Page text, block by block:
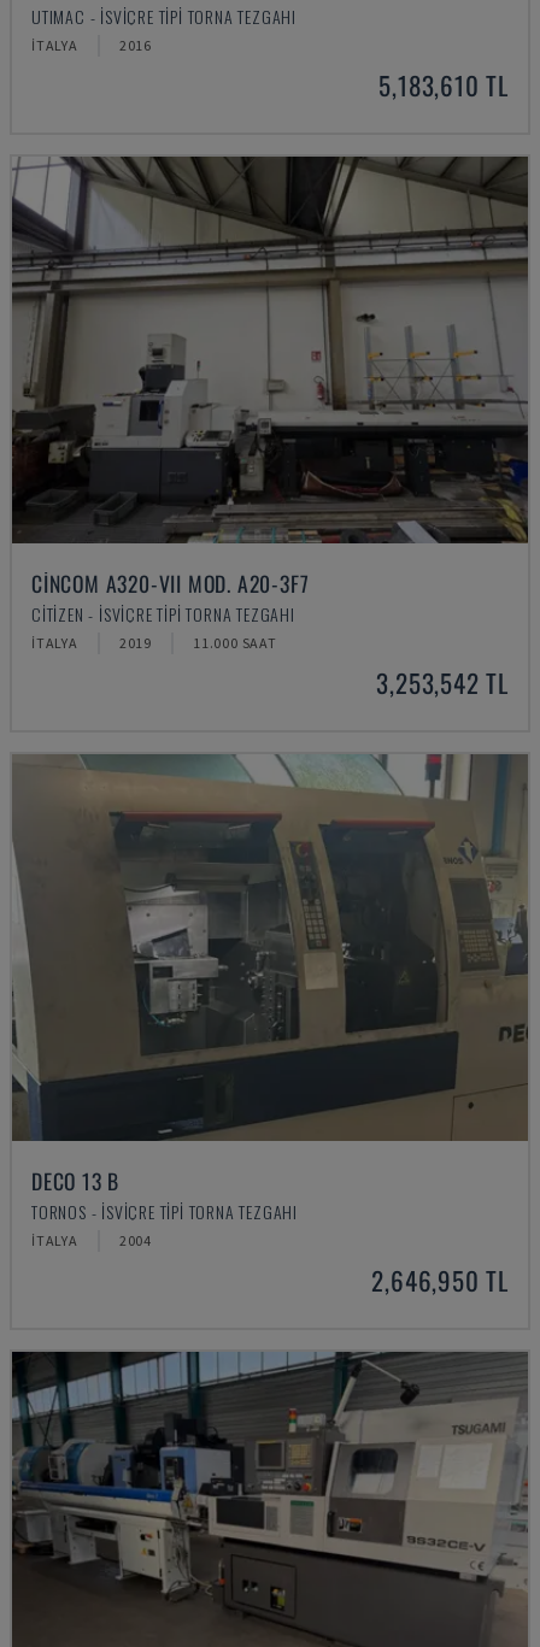
UTIMAC - İSVIÇRE TIPI TORNA TEZGAHI
İTALYA 2016
5,183,610 TL
CINCOM A320-VII MOD. A20-3F7
CITIZEN - İSVIÇRE TIPI TORNA TEZGAHI
İTALYA 2019 11.000 SAAT
3,253,542 TL
DECO 13 B
TORNOS - İSVIÇRE TIPI TORNA TEZGAHI
İTALYA 2004
2,646,950 TL